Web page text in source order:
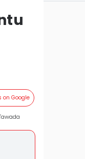
on Google